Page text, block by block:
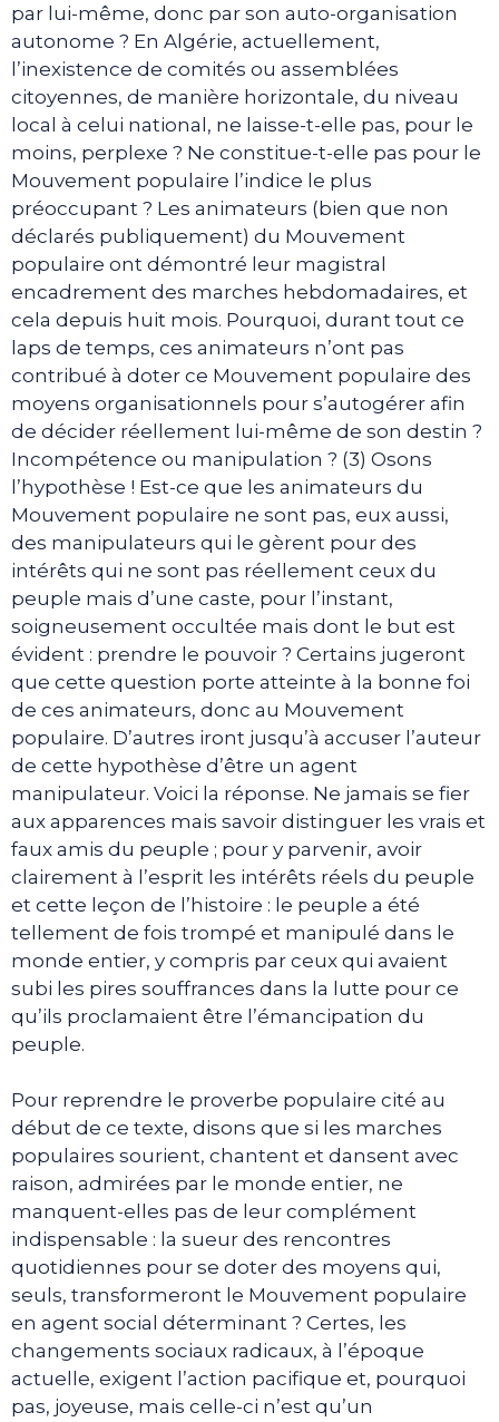
par lui-même, donc par son auto-organisation
autonome ? En Algérie, actuellement,
l’inexistence de comités ou assemblées
citoyennes, de manière horizontale, du niveau
local à celui national, ne laisse-t-elle pas, pour le
moins, perplexe ? Ne constitue-t-elle pas pour le
Mouvement populaire l’indice le plus
préoccupant ? Les animateurs (bien que non
déclarés publiquement) du Mouvement
populaire ont démontré leur magistral
encadrement des marches hebdomadaires, et
cela depuis huit mois. Pourquoi, durant tout ce
laps de temps, ces animateurs n’ont pas
contribué à doter ce Mouvement populaire des
moyens organisationnels pour s’autogérer afin
de décider réellement lui-même de son destin ?
Incompétence ou manipulation ? (3) Osons
l’hypothèse ! Est-ce que les animateurs du
Mouvement populaire ne sont pas, eux aussi,
des manipulateurs qui le gèrent pour des
intérêts qui ne sont pas réellement ceux du
peuple mais d’une caste, pour l’instant,
soigneusement occultée mais dont le but est
évident : prendre le pouvoir ? Certains jugeront
que cette question porte atteinte à la bonne foi
de ces animateurs, donc au Mouvement
populaire. D’autres iront jusqu’à accuser l’auteur
de cette hypothèse d’être un agent
manipulateur. Voici la réponse. Ne jamais se fier
aux apparences mais savoir distinguer les vrais et
faux amis du peuple ; pour y parvenir, avoir
clairement à l’esprit les intérêts réels du peuple
et cette leçon de l’histoire : le peuple a été
tellement de fois trompé et manipulé dans le
monde entier, y compris par ceux qui avaient
subi les pires souffrances dans la lutte pour ce
qu’ils proclamaient être l’émancipation du
peuple.
Pour reprendre le proverbe populaire cité au
début de ce texte, disons que si les marches
populaires sourient, chantent et dansent avec
raison, admirées par le monde entier, ne
manquent-elles pas de leur complément
indispensable : la sueur des rencontres
quotidiennes pour se doter des moyens qui,
seuls, transformeront le Mouvement populaire
en agent social déterminant ? Certes, les
changements sociaux radicaux, à l’époque
actuelle, exigent l’action pacifique et, pourquoi
pas, joyeuse, mais celle-ci n’est qu’un